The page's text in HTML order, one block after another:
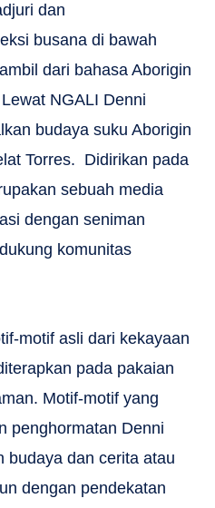
dan
busana di bawah
dari bahasa Aborigin
NGALI Denni
budaya suku Aborigin
Torres. Didirikan pada
sebuah media
dengan seniman
komunitas
motif asli dari kekayaan
pada pakaian
Motif-motif yang
penghormatan Denni
budaya dan cerita atau
dengan pendekatan